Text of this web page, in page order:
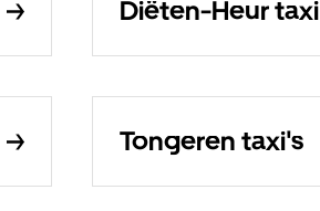
Diëten-Heur
Tongeren taxi's